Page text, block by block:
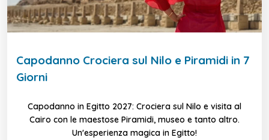
Capodanno Crociera sul Nilo e Piramidi in 7
Giorni
Capodanno in Egitto 2027: Crociera sul Nilo e visita al
Cairo con le maestose Piramidi, museo e tanto altro.
Un'esperienza magica in Egitto!